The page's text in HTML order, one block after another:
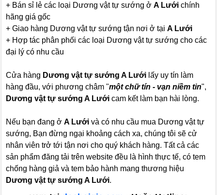
+ Bán sỉ lẻ các loại Dương vật tự sướng ởA Lưới chính
hãng giá gốc
+ Giao hàng Dương vật tự sướng tận nơi ở tạiA Lưới
+ Hợp tác phân phối các loại Dương vật tự sướng cho các
đại lý có nhu cầu
Cửa hàng Dương vật tự sướng A Lưới lấy uy tín làm
hàng đầu, với phương châm "một chữ tín - vạn niềm tin",
Dương vật tự sướng A Lưới cam kết làm bạn hài lòng.
Nếu bạn đang ởA Lưới và có nhu cầu mua Dương vật tự
sướng, Bạn đừng ngại khoảng cách xa, chúng tôi sẽ cử
nhân viên trở tới tận nơi cho quý khách hàng. Tất cả các
sản phẩm đăng tải trên website đều là hình thực tế, có tem
chống hàng giả và tem bảo hành mang thương hiệu
Dương vật tự sướng A Lưới.